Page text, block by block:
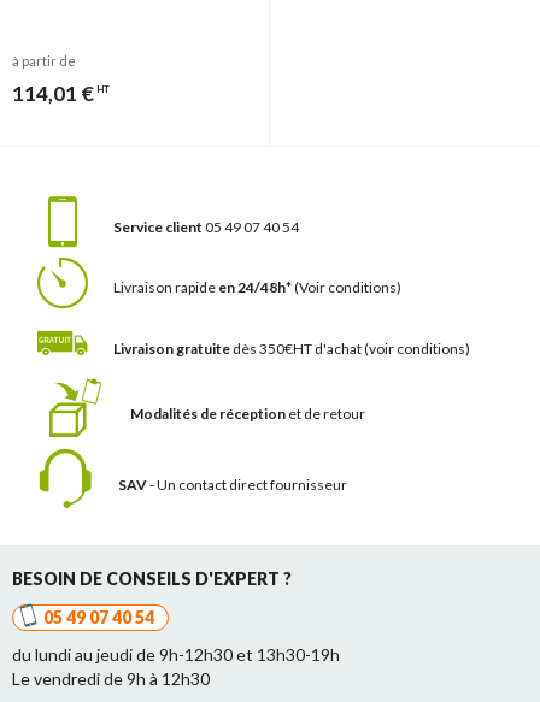
à partir de
114,01 € HT
Service client 05 49 07 40 54
Livraison rapide en 24/48h*(Voir conditions)
Livraison gratuite dès 350€HT d'achat(voir conditions)
Modalités de réception et de retour
SAV- Un contact direct fournisseur
BESOIN DE CONSEILS D'EXPERT ?
05 49 07 40 54
du lundi au jeudi de 9h-12h30 et 13h30-19h
Le vendredi de 9h à 12h30